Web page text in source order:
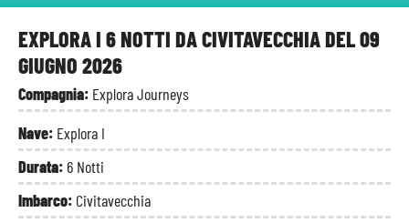
EXPLORA I 6 NOTTI DA CIVITAVECCHIA DEL 09
GIUGNO 2026
Compagnia: Explora Journeys
Nave: Explora I
Durata: 6 Notti
Imbarco: Civitavecchia